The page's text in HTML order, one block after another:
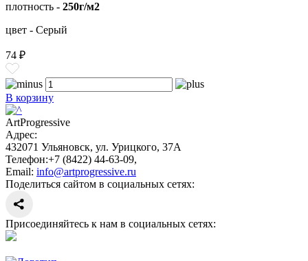
плотность - 250г/м2
цвет - Серый
74 ₽
В корзину
ArtProgressive
Адрес:
432071 Ульяновск, ул. Урицкого, 37А
Телефон:+7 (8422) 44-63-09,
Email: info@artprogressive.ru
Поделиться сайтом в социальных сетях:
Присоединяйтесь к нам в социальных сетях: